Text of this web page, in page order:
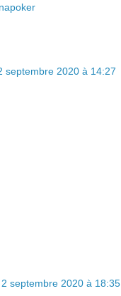
septembre 2020 à 14:27
2 septembre 2020 à 18:35